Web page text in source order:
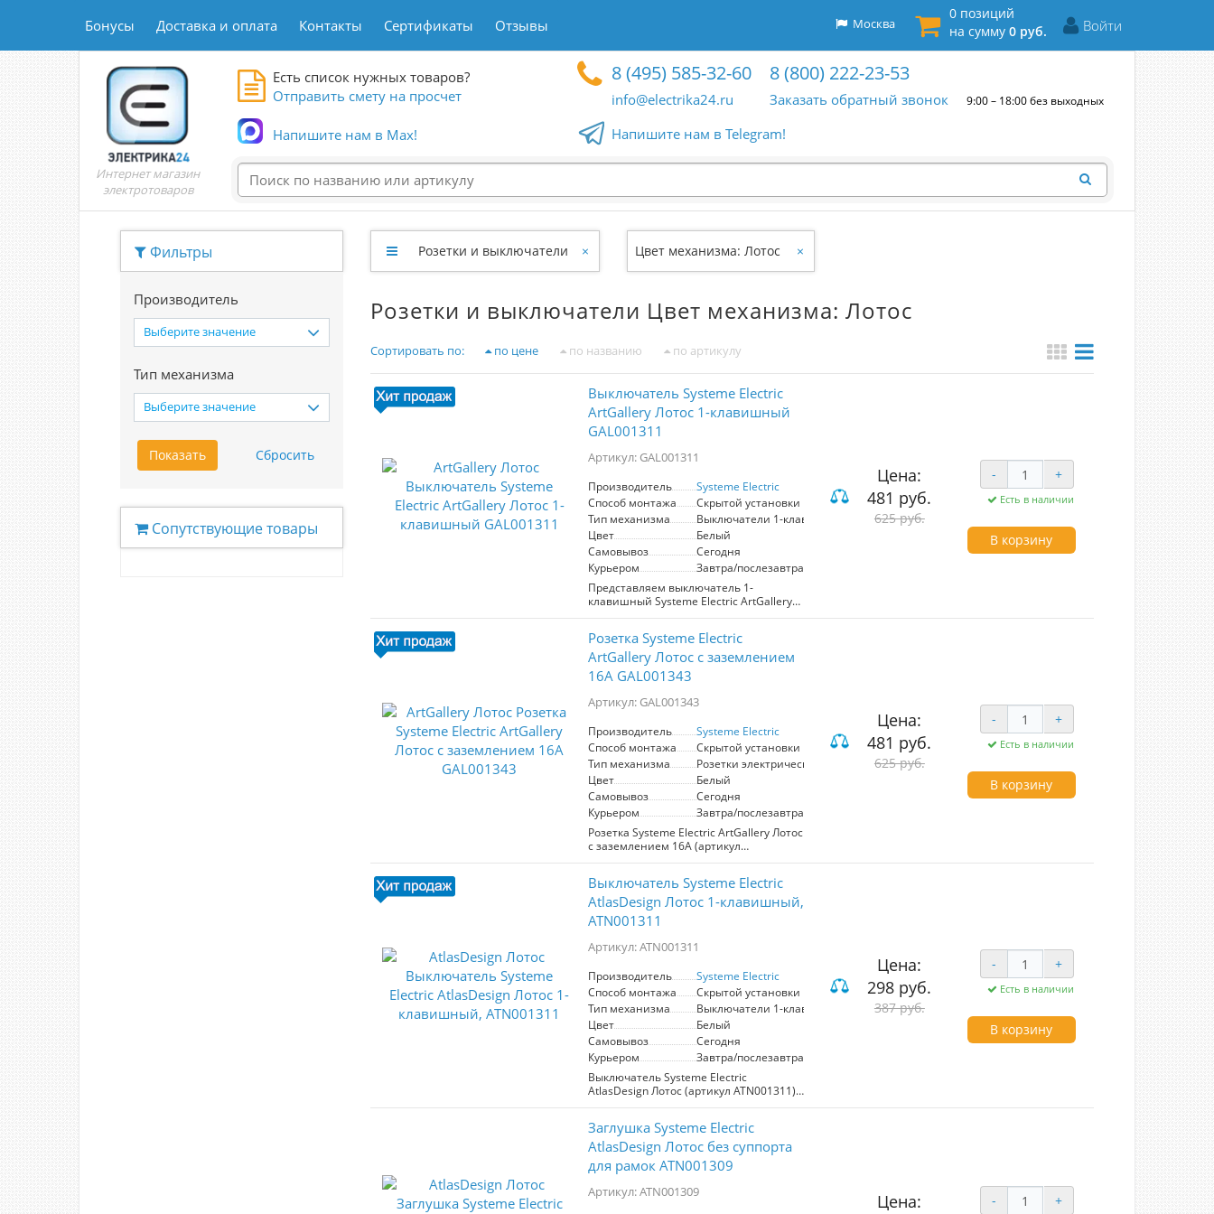
Бонусы Доставка и оплата Контакты Сертификаты Отзывы Войти
0 позиций
на сумму 0 руб.
Москва
Интернет магазин
электротоваров
Есть список нужных товаров?
Отправить смету на просчет
Напишите нам в Max!
8 (495) 585-32-60
info@electrika24.ru
8 (800) 222-23-53
Заказать обратный звонок 9:00 – 18:00 без выходных
Напишите нам в Telegram!
Фильтры
Производитель
Выберите значение
Тип механизма
Выберите значение
Сопутствующие товары
Розетки и выключатели × Цвет механизма: Лотос ×
Розетки и выключатели Цвет механизма: Лотос
Сортировать по: по цене по названию по артикулу
Выключатель Systeme Electric
ArtGallery Лотос 1-клавишный
GAL001311
Артикул: GAL001311
Производитель
Systeme Electric
Способ монтажа
Скрытой установки
Тип механизма
Выключатели 1-клавишные
Цвет
Белый
Самовывоз
Сегодня
Курьером
Завтра/послезавтра
Представляем выключатель 1-
клавишный Systeme Electric ArtGallery
Лотос (артикул GAL001311), который
интерьере. Его современный
механизм, предназначенный для
работы в сетях 250 В и токе до 10 А,
обеспечивает надежность и
долговечность использования. Этот
выключатель идеально подходит для
приятно ощущаемых на ощупь.
Лицевые детали из качественного ABS-
пластика гарантируют высокую
устойчивость к царапинам и УФ-
излучению, что позволяет сохранить
первозданный вид на долгие годы.
Награжденный за лучший
промышленный дизайн на премии
МИНПРОМТОРГ 2023, этот выключатель
Выбирайте качество и стиль с
выключателем Systeme Electric
ArtGallery Лотос.
Цена:
481 руб.
625 руб.
- +
Есть в наличии
В корзину
Розетка Systeme Electric
ArtGallery Лотос с заземлением
16А GAL001343
Артикул: GAL001343
Производитель
Systeme Electric
Способ монтажа
Скрытой установки
Тип механизма
Розетки электрические
Цвет
Белый
Самовывоз
Сегодня
Курьером
Завтра/послезавтра
Розетка Systeme Electric ArtGallery Лотос
с заземлением 16А (артикул
GAL001343) сочетает в себе элегантный
Обеспечивает безопасное
подключение электрических приборов
с максимальным током 16А. Цвет
механизма "Лотос" гармонично
вписывается в любые интерьеры,
подчеркивая стиль и современность
выбор для создания комфортной и
безопасной электрической сети в
вашем доме или офисе.
Цена:
481 руб.
625 руб.
- +
Есть в наличии
В корзину
Выключатель Systeme Electric
AtlasDesign Лотос 1-клавишный,
ATN001311
Артикул: ATN001311
Производитель
Systeme Electric
Способ монтажа
Скрытой установки
Тип механизма
Выключатели 1-клавишные
Цвет
Белый
Самовывоз
Сегодня
Курьером
Завтра/послезавтра
Выключатель Systeme Electric
AtlasDesign Лотос (артикул ATN001311)
— это надежное и стильное решение
Выполненный в элегантном цвете
лотос, этот 1-клавишный выключатель
идеально вписывается в любой
интерьер. Он предназначен для работы
в сетях с напряжением 250 В и
выдерживает ток до 10 А, что позволяет
Цена:
298 руб.
387 руб.
- +
Есть в наличии
В корзину
Заглушка Systeme Electric
AtlasDesign Лотос без суппорта
для рамок ATN001309
Артикул: ATN001309
Цена:
- +